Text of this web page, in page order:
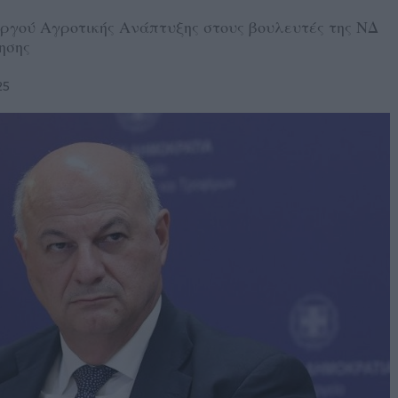
Αγροτικής Ανάπτυξης στους βουλευτές της ΝΔ